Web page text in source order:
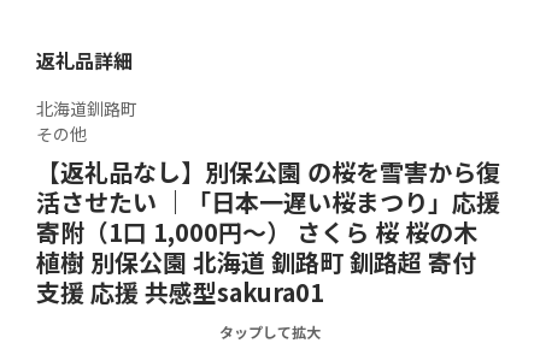
返礼品詳細
北海道釧路町
その他
【返礼品なし】別保公園 の桜を雪害から復
活させたい ｜「日本一遅い桜まつり」応援
寄附（1口 1,000円〜） さくら 桜 桜の木
植樹 別保公園 北海道 釧路町 釧路超 寄付
支援 応援 共感型sakura01
タップして拡大